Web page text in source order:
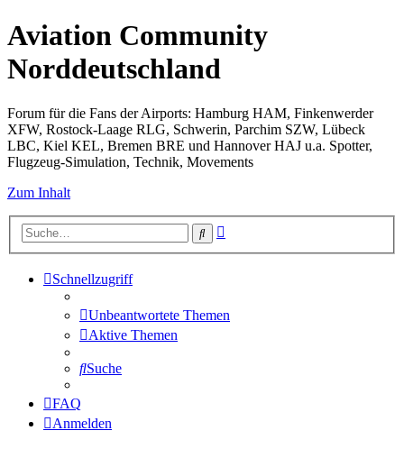
Aviation Community
Norddeutschland
Forum für die Fans der Airports: Hamburg HAM, Finkenwerder
XFW, Rostock-Laage RLG, Schwerin, Parchim SZW, Lübeck
LBC, Kiel KEL, Bremen BRE und Hannover HAJ u.a. Spotter,
Flugzeug-Simulation, Technik, Movements
Zum Inhalt
Suche
Schnellzugriff
Unbeantwortete Themen
Aktive Themen
Suche
FAQ
Anmelden